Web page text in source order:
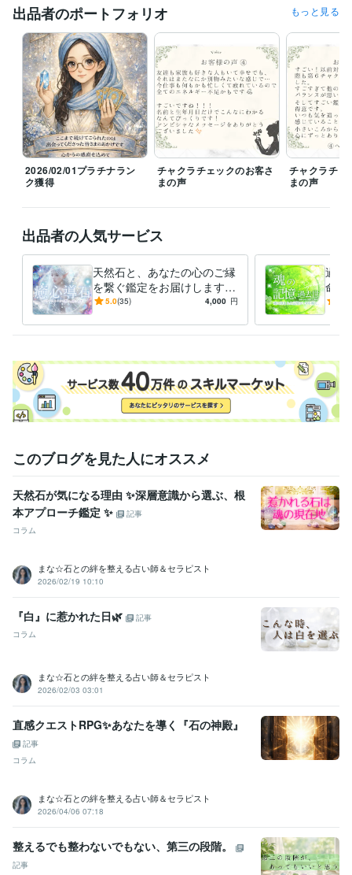
す✨
【夜間対応】
19時以降は育児などでバタバタしていることがあり、お返事が遅くなる
もしくは翌日になる可能性がございます。
経験職種
ライフスタイル・その他 / 占い師 経験年数 : 5年
ライフスタイル・その他 / マッサージ師・セラピスト 経験年数 : 4年
ライフスタイル・その他 / アドバイザー 経験年数 : 19年
受賞歴
ココナラ♡ゴールドランク達成！ ココナラ✨プラチナランク達成！
資格・検定
カラーセラピスト
アロマテラピー検定1級 取得年 : 2004年
子育て支援員 取得年 : 2024年
ビジネス・クリエイティブツール
CapCut:2年Canva:3年
得意分野
アロマ＠リーダー
占い 悩み相談 カラーセラピー
住まい・美容・生活相談 アロマセラピー検定1級
アロマ エステ エッセンシャルオイル
出品者のポートフォリオ もっと見る
2026/02/01プラチナラン
ク獲得
チャクラチェックのお客さ
まの声
チャクラチェ
まの声
出品者の人気サービス
天然石と、あなたの心のご縁
を繋ぐ鑑定をお届けします
パワーストーンとの対話✨ス
ジ
5.0(35) 4,000 円
過去
命・
天然
ング
このブログを見た人にオススメ
天然石が気になる理由 ✨深層意識から選ぶ、根
本アプローチ鑑定 ✨
記事
コラム
まな☆石との絆を整える占い師＆セラピスト
2026/02/19 10:10
『白』に惹かれた日🌿
記事
コラム
まな☆石との絆を整える占い師＆セラピスト
2026/02/03 03:01
直感クエストRPG✨あなたを導く『石の神殿』
記事
コラム
まな☆石との絆を整える占い師＆セラピスト
2026/04/06 07:18
整えるでも整わないでもない、第三の段階。
記事